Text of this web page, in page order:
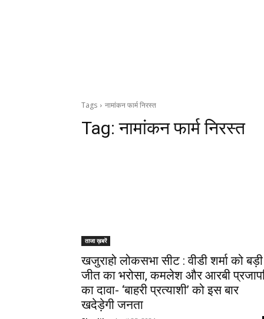
Tags नामांकन फार्म निरस्त
Tag:नामांकन फार्म निरस्त
ताजा ख़बरें
खजुराहो लोकसभा सीट : वीडी शर्मा को बड़ी
जीत का भरोसा, कमलेश और आरबी
का दावा- ‘बाहरी प्रत्याशी’ को इस बार
खदेड़ेगी जनता